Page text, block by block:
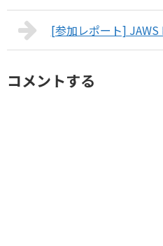
[参加レポート] JAWS
コメントする